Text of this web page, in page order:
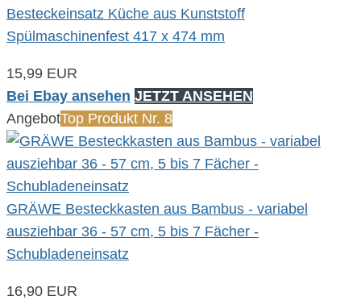
Besteckeinsatz Küche aus Kunststoff
Spülmaschinenfest 417 x 474 mm
15,99 EUR
Bei Ebay ansehen JETZT ANSEHEN
AngebotTop Produkt Nr. 8
GRÄWE Besteckkasten aus Bambus - variabel
ausziehbar 36 - 57 cm, 5 bis 7 Fächer -
Schubladeneinsatz
16,90 EUR